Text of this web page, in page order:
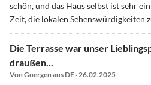
schön, und das Haus selbst ist sehr
Zeit, die lokalen Sehenswürdigkeiten
Die Terrasse war unser
draußen...
Von Goergen aus DE · 26.02.2025